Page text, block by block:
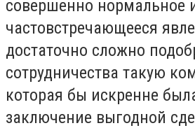
совершенно нормальное
частовстречающееся
достаточно сложно
сотрудничества такую
которая бы искренне
заключение выгодной